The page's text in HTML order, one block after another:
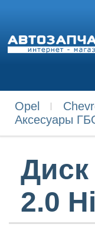
Opel
Аксесуары
Диск
2.0